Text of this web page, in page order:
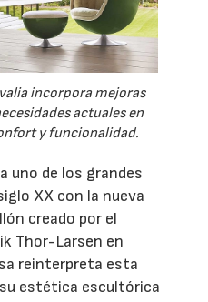
incorpora mejoras
actuales en
y funcionalidad.
uno de los grandes
XX con la nueva
creado por el
Thor-Larsen en
reinterpreta esta
estética escultórica